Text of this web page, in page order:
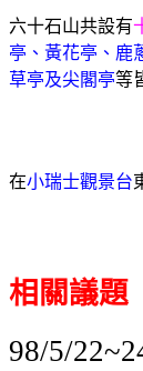
六十石山共設有
亭、黃花亭、鹿
草亭及尖閣亭等
在小瑞士觀景台
相關議題
98/5/